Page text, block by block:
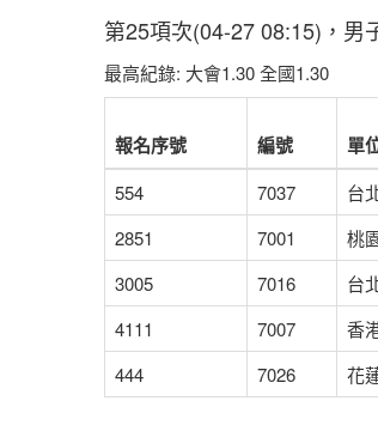
第25項次(04-27 08:15)，男
最高紀錄: 大會1.30 全國1.30
報名序號 編號 單
554 7037 台
2851
7001 桃
3005
7016 台
4111
7007 香
444
7026 花